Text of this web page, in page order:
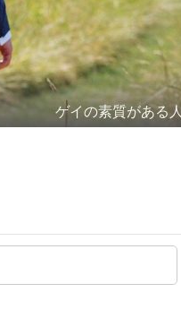
ゲイの素質がある人